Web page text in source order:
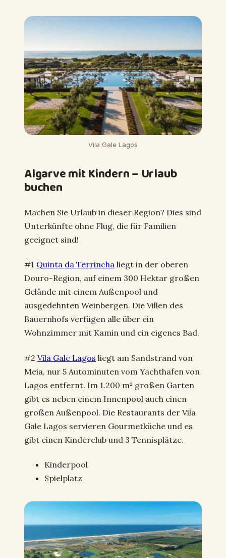
Vila Gale Lagos
Algarve mit Kindern – Urlaub
buchen
Machen Sie Urlaub in dieser Region? Dies sind
Unterkünfte ohne Flug, die für Familien
geeignet sind!
#1 Quinta da Terrincha liegt in der oberen
Douro-Region, auf einem 300 Hektar großen
Gelände mit einem Außenpool und
ausgedehnten Weinbergen. Die Villen des
Bauernhofs verfügen alle über ein
Wohnzimmer mit Kamin und ein eigenes Bad.
#2 Vila Gale Lagos liegt am Sandstrand von
Meia, nur 5 Autominuten vom Yachthafen von
Lagos entfernt. Im 1.200 m² großen Garten
gibt es neben einem Innenpool auch einen
großen Außenpool. Die Restaurants der Vila
Gale Lagos servieren Gourmetküche und es
gibt einen Kinderclub und 3 Tennisplätze.
Kinderpool
Spielplatz